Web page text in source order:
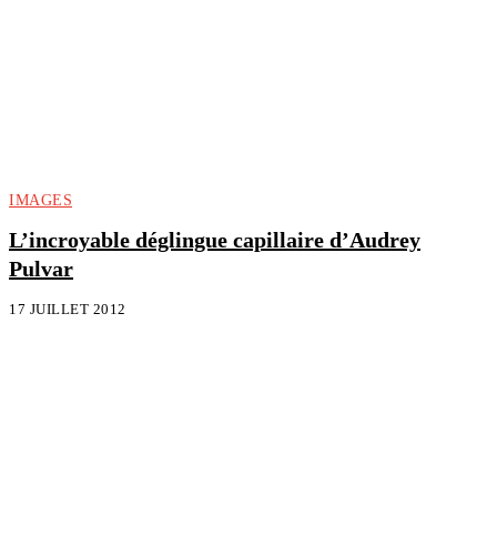
IMAGES
L’incroyable déglingue capillaire d’Audrey
Pulvar
17 JUILLET 2012